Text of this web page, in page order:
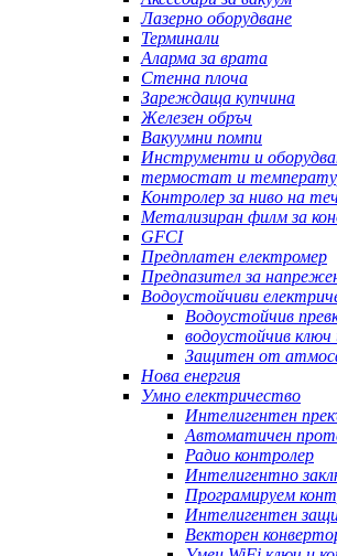
Лазерно оборудване
Терминали
Аларма за врата
Стенна плоча
Зареждаща купчина
Железен обръч
Вакуумни помпи
Инструменти и
термостат и
Контролер за ниво на
Метализиран филм за
GFCI
Предплатен електромер
Предпазител за
Водоустойчиви
Водоустойчив
водоустойчив
Защитен от
Нова енергия
Умно електричество
Интелигентен
Автоматичен
Радио контролер
Интелигентно
Програмируем
Интелигентен
Векторен